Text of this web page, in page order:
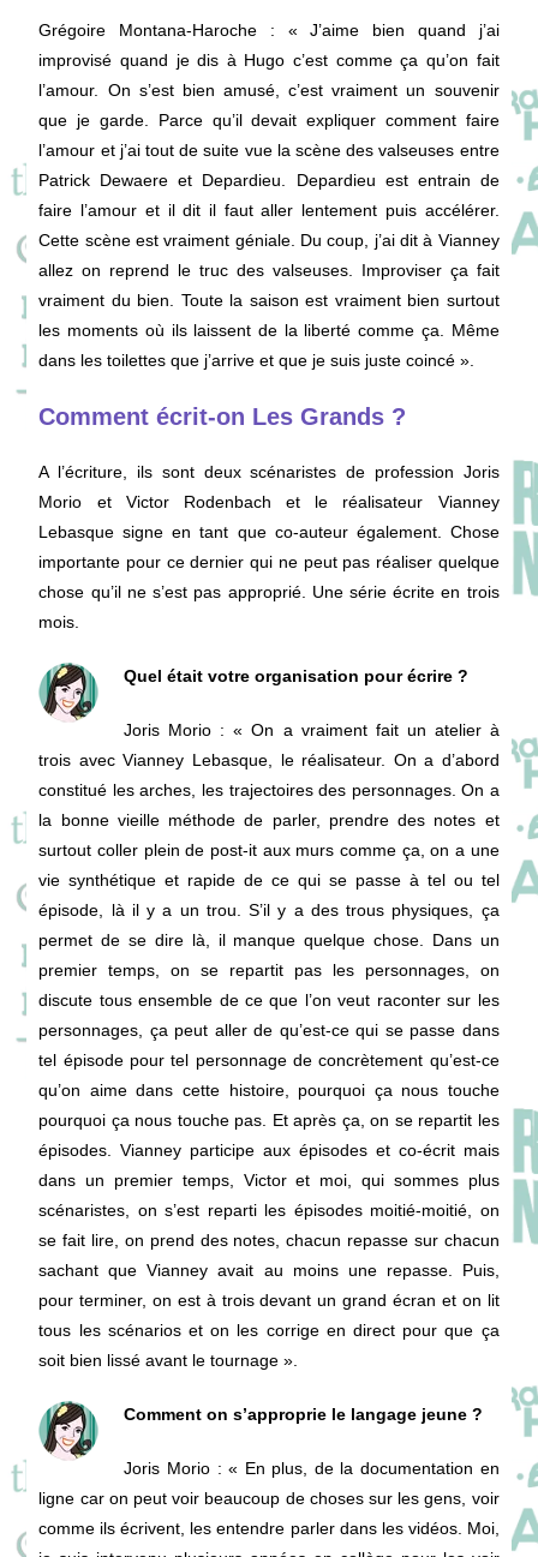
Grégoire Montana-Haroche : « J’aime bien quand j’ai
improvisé quand je dis à Hugo c’est comme ça qu’on fait
l’amour. On s’est bien amusé, c’est vraiment un souvenir
que je garde. Parce qu’il devait expliquer comment faire
l’amour et j’ai tout de suite vue la scène des valseuses entre
Patrick Dewaere et Depardieu. Depardieu est entrain de
faire l’amour et il dit il faut aller lentement puis accélérer.
Cette scène est vraiment géniale. Du coup, j’ai dit à Vianney
allez on reprend le truc des valseuses. Improviser ça fait
vraiment du bien. Toute la saison est vraiment bien surtout
les moments où ils laissent de la liberté comme ça. Même
dans les toilettes que j’arrive et que je suis juste coincé ».
Comment écrit-on Les Grands ?
A l’écriture, ils sont deux scénaristes de profession Joris
Morio et Victor Rodenbach et le réalisateur Vianney
Lebasque signe en tant que co-auteur également. Chose
importante pour ce dernier qui ne peut pas réaliser quelque
chose qu’il ne s’est pas approprié. Une série écrite en trois
mois.
Quel était votre organisation pour écrire ?
Joris Morio : « On a vraiment fait un atelier à
trois avec Vianney Lebasque, le réalisateur. On a d’abord
constitué les arches, les trajectoires des personnages. On a
la bonne vieille méthode de parler, prendre des notes et
surtout coller plein de post-it aux murs comme ça, on a une
vie synthétique et rapide de ce qui se passe à tel ou tel
épisode, là il y a un trou. S’il y a des trous physiques, ça
permet de se dire là, il manque quelque chose. Dans un
premier temps, on se repartit pas les personnages, on
discute tous ensemble de ce que l’on veut raconter sur les
personnages, ça peut aller de qu’est-ce qui se passe dans
tel épisode pour tel personnage de concrètement qu’est-ce
qu’on aime dans cette histoire, pourquoi ça nous touche
pourquoi ça nous touche pas. Et après ça, on se repartit les
épisodes. Vianney participe aux épisodes et co-écrit mais
dans un premier temps, Victor et moi, qui sommes plus
scénaristes, on s’est reparti les épisodes moitié-moitié, on
se fait lire, on prend des notes, chacun repasse sur chacun
sachant que Vianney avait au moins une repasse. Puis,
pour terminer, on est à trois devant un grand écran et on lit
tous les scénarios et on les corrige en direct pour que ça
soit bien lissé avant le tournage ».
Comment on s’approprie le langage jeune ?
Joris Morio: « En plus, de la documentation en
ligne car on peut voir beaucoup de choses sur les gens, voir
comme ils écrivent, les entendre parler dans les vidéos. Moi,